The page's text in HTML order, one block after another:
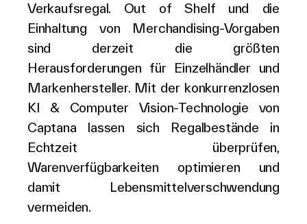
Verkaufsregal. Out of Shelf und die
Einhaltung von Merchandising-Vorgaben
sind derzeit die größten
Herausforderungen für Einzelhändler und
Markenhersteller. Mit der konkurrenzlosen
KI & Computer Vision-Technologie von
Captana lassen sich Regalbestände in
Echtzeit überprüfen,
Warenverfügbarkeiten optimieren und
damit Lebensmittelverschwendung
vermeiden.